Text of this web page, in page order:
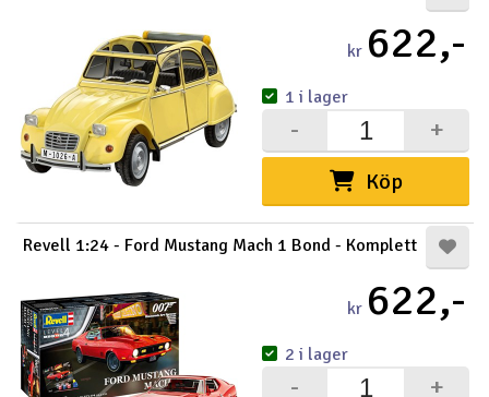
kr 622,-
Köp
+
-
1 i lager
Revell 1:24 - Ford Mustang Mach 1 Bond - Komplett
kr 622,-
+
-
2 i lager